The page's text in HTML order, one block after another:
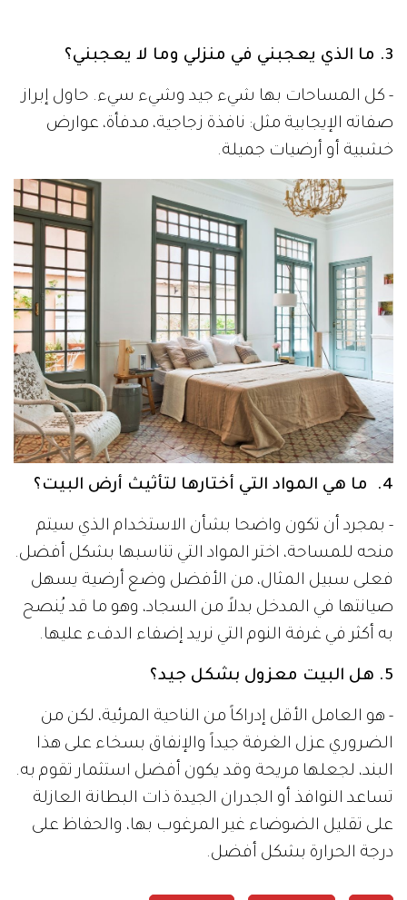
3. ما الذي يعجبني في منزلي وما لا يعجبني؟
- كل المساحات بها شيء جيد وشيء سيء. حاول إبراز
صفاته الإيجابية مثل: نافذة زجاجية، مدفأة، عوارض
خشبية أو أرضيات جميلة.
4. ما هي المواد التي أختارها لتأثيث أرض البيت؟
- بمجرد أن تكون واضحا بشأن الاستخدام الذي سيتم
منحه للمساحة، اختر المواد التي تناسبها بشكل أفضل.
فعلى سبيل المثال، من الأفضل وضع أرضية يسهل
صيانتها في المدخل بدلاً من السجاد، وهو ما قد يُنصح
به أكثر في غرفة النوم التي نريد إضفاء الدفء عليها.
5. هل البيت معزول بشكل جيد؟
- هو العامل الأقل إدراكاً من الناحية المرئية، لكن من
الضروري عزل الغرفة جيداً والإنفاق بسخاء على هذا
البند، لجعلها مريحة وقد يكون أفضل استثمار تقوم به.
تساعد النوافذ أو الجدران الجيدة ذات البطانة العازلة
على تقليل الضوضاء غير المرغوب بها، والحفاظ على
درجة الحرارة بشكل أفضل.